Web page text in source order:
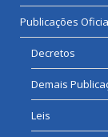
Publicações
Decretos
Demais
Leis